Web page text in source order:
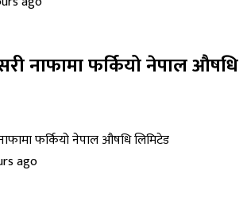
नाफामा फर्कियो नेपाल औषधि
ago